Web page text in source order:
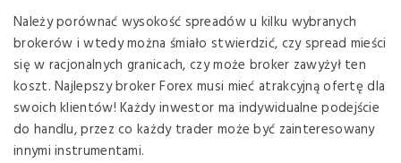
Należy porównać wysokość spreadów u kilku wybranych
brokerów i wtedy można śmiało stwierdzić, czy spread mieści
się w racjonalnych granicach, czy może broker zawyżył ten
koszt. Najlepszy broker Forex musi mieć atrakcyjną ofertę dla
swoich klientów! Każdy inwestor ma indywidualne podejście
do handlu, przez co każdy trader może być zainteresowany
innymi instrumentami.